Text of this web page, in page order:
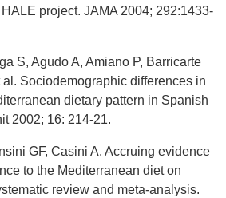
project. JAMA 2004; 292:1433-
S, Agudo A, Amiano P, Barricarte
Sociodemographic differences in
dietary pattern in Spanish
2002; 16: 214-21.
GF, Casini A. Accruing evidence
to the Mediterranean diet on
review and meta-analysis.